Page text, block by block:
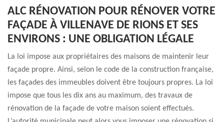
ALC RÉNOVATION POUR RÉNOVER VOTRE
FAÇADE À VILLENAVE DE RIONS ET SES
ENVIRONS : UNE OBLIGATION LÉGALE
La loi impose aux propriétaires des maisons de maintenir leur
façade propre. Ainsi, selon le code de la construction française,
les façades des immeubles doivent être toujours propres. La loi
impose que tous les dix ans au maximum, des travaux de
rénovation de la façade de votre maison soient effectués.